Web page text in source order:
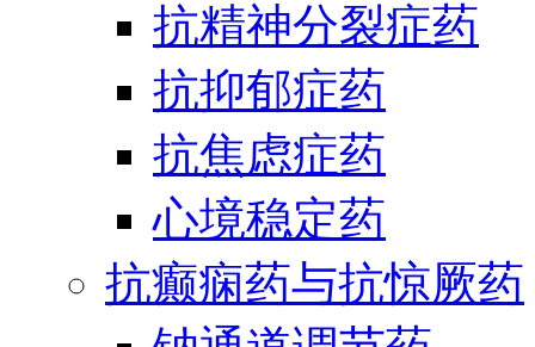
抗精神分裂症药
抗抑郁症药
抗焦虑症药
心境稳定药
抗癫痫药与抗惊厥药